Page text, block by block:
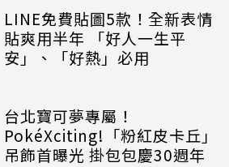
LINE免費貼圖5款！全新表情
貼爽用半年 「好人一生平
安」、「好熱」必用
台北寶可夢專屬！
PokéXciting!「粉紅皮卡丘」
吊飾首曝光 掛包包慶30週年